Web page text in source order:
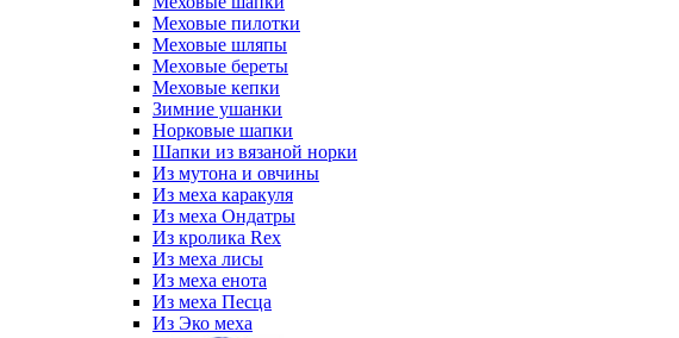
Меховые пилотки
Меховые шляпы
Меховые береты
Меховые кепки
Зимние ушанки
Норковые шапки
Шапки из вязаной норки
Из мутона и овчины
Из меха каракуля
Из меха Ондатры
Из кролика Rex
Из меха лисы
Из меха енота
Из меха Песца
Из Эко меха